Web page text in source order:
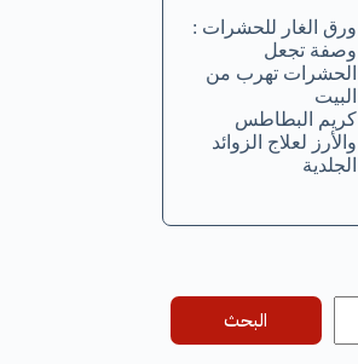
ورق الغار للحشرات :
وصفة تجعل
الحشرات تهرب من
البيت
كريم البطاطس
والأرز لعلاج الزوائد
الجلدية
البحث